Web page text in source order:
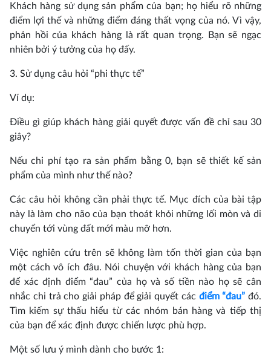
Khách hàng sử dụng sản phẩm của bạn; họ hiểu rõ những
điểm lợi thế và những điểm đáng thất vọng của nó. Vì vậy,
phản hồi của khách hàng là rất quan trọng. Bạn sẽ ngạc
nhiên bởi ý tưởng của họ đấy.
3. Sử dụng câu hỏi “phi thực tế”
Ví dụ:
Điều gì giúp khách hàng giải quyết được vấn đề chỉ sau 30
giây?
Nếu chi phí tạo ra sản phẩm bằng 0, bạn sẽ thiết kế sản
phẩm của mình như thế nào?
Các câu hỏi không cần phải thực tế. Mục đích của bài tập
này là làm cho não của bạn thoát khỏi những lối mòn và di
chuyển tới vùng đất mới màu mỡ hơn.
Việc nghiên cứu trên sẽ không làm tốn thời gian của bạn
một cách vô ích đâu. Nói chuyện với khách hàng của bạn
để xác định điểm “đau” của họ và số tiền nào họ sẽ cân
nhắc chi trả cho giải pháp để giải quyết các điểm “đau” đó.
Tìm kiếm sự thấu hiểu từ các nhóm bán hàng và tiếp thị
của bạn để xác định được chiến lược phù hợp.
Một số lưu ý mình dành cho bước 1: